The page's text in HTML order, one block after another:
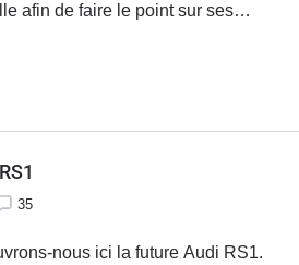
afin de faire le point sur ses
35
nous ici la future Audi RS1.